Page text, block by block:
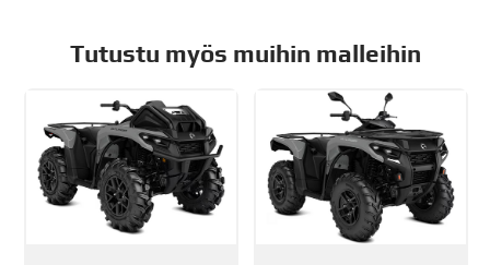
Tutustu myös muihin malleihin